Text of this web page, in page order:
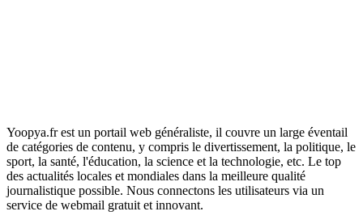
Yoopya.fr est un portail web généraliste, il couvre un large éventail
de catégories de contenu, y compris le divertissement, la politique, le
sport, la santé, l'éducation, la science et la technologie, etc. Le top
des actualités locales et mondiales dans la meilleure qualité
journalistique possible. Nous connectons les utilisateurs via un
service de webmail gratuit et innovant.